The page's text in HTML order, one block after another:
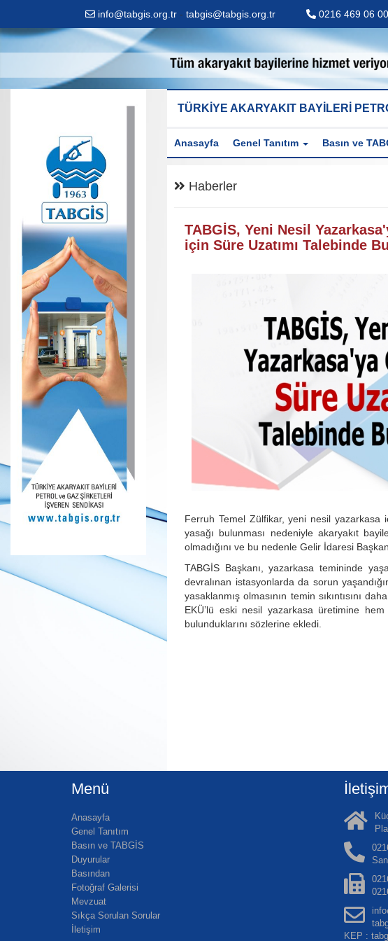
info@tabgis.org.tr - tabgis@tabgis.org.tr 0216 469 06 00
TÜRKİYE AKARYAKIT BAYİLERİ
Anasayfa Genel Tanıtım Basın ve
Haberler
TABGİS, Yeni Nesil
için Süre Uzatımı Talebinde
Ferruh Temel Zülfikar, yeni nesil yazarkasa
yasağı bulunması nedeniyle akaryakıt
olmadığını ve bu nedenle Gelir İdaresi
TABGİS Başkanı, yazarkasa temininde
devralınan istasyonlarda da sorun
yasaklanmış olmasının temin sıkıntısını
EKÜ’lü eski nesil yazarkasa üretimine
bulunduklarını sözlerine ekledi.
Menü
Anasayfa
Genel Tanıtım
Basın ve TABGİS
Duyurular
Basından
Fotoğraf Galerisi
Mevzuat
Sıkça Sorulan Sorular
İletişim
KEP :